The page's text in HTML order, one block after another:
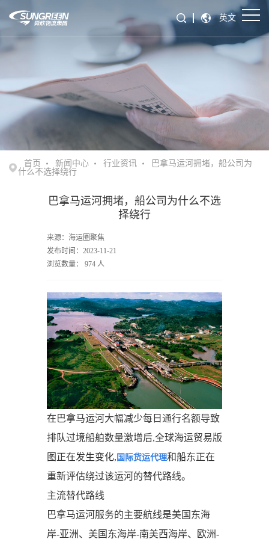
英文
首页 新闻中心 行业资讯
巴拿马运河拥堵，船公司为
什么不选择绕行
巴拿马运河拥堵，船公司为什么不选
择绕行
来源：海运圈聚焦
发布时间：2023-11-21
浏览数量： 974人
在巴拿马运河大幅减少每日通行名额导致
排队过境船舶数量激增后,全球海运贸易版
图正在发生变化, 国际货运代理和船东正在
重新评估绕过该运河的替代路线。
主流替代路线
巴拿马运河服务的主要航线是美国东海
岸-亚洲、美国东海岸-南美西海岸、欧洲-